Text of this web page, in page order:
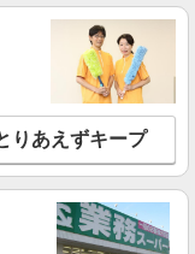
未経験：時給1,550
：時給1,600円〜 ◆介
験者は3ヶ
る ★週払い
通いやすいエリアな
下さい！！
細を見る
りあえずキープ